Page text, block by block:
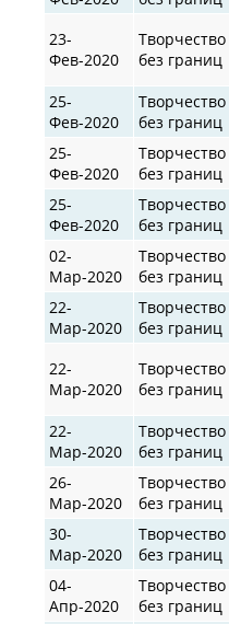
23-
Фев-2020
Творчество
без границ
25-
Фев-2020
Творчество
без границ
25-
Фев-2020
Творчество
без границ
25-
Фев-2020
Творчество
без границ
02-
Мар-2020
Творчество
без границ
22-
Мар-2020
Творчество
без границ
22-
Мар-2020
Творчество
без границ
22-
Мар-2020
Творчество
без границ
26-
Мар-2020
Творчество
без границ
30-
Мар-2020
Творчество
без границ
04-
Апр-2020
Творчество
без границ